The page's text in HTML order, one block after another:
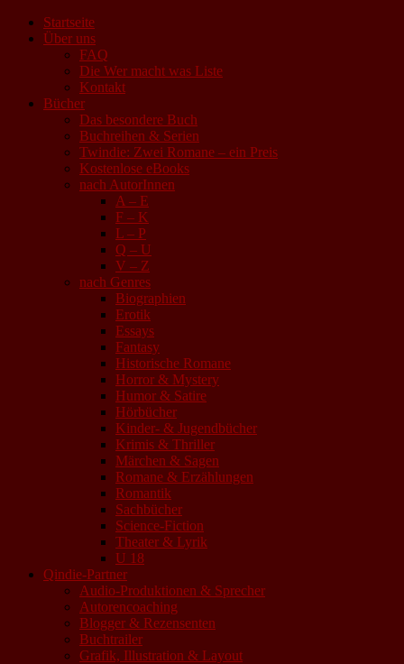
Startseite
Über uns
FAQ
Die Wer macht was Liste
Kontakt
Bücher
Das besondere Buch
Buchreihen & Serien
Twindie: Zwei Romane – ein Preis
Kostenlose eBooks
nach AutorInnen
A – E
F – K
L – P
Q – U
V – Z
nach Genres
Biographien
Erotik
Essays
Fantasy
Historische Romane
Horror & Mystery
Humor & Satire
Hörbücher
Kinder- & Jugendbücher
Krimis & Thriller
Märchen & Sagen
Romane & Erzählungen
Romantik
Sachbücher
Science-Fiction
Theater & Lyrik
U 18
Qindie-Partner
Audio-Produktionen & Sprecher
Autorencoaching
Blogger & Rezensenten
Buchtrailer
Grafik, Illustration & Layout